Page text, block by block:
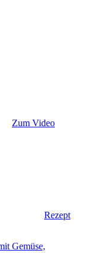
Zum Video
Rezept